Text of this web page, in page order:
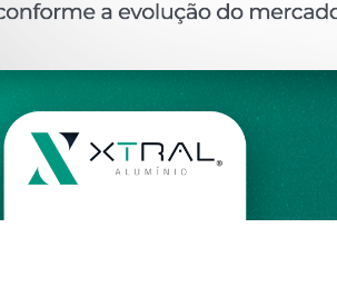
COMENTÁRIOS (0)